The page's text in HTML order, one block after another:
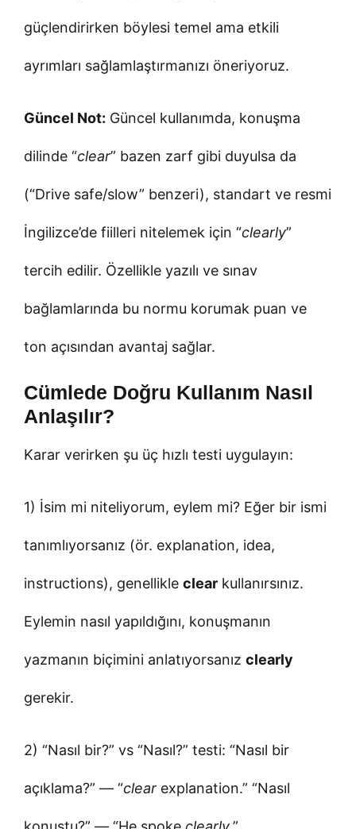
güçlendirirken böylesi temel ama etkili
ayrımları sağlamlaştırmanızı öneriyoruz.
Güncel Not: Güncel kullanımda, konuşma
dilinde “clear” bazen zarf gibi duyulsa da
(“Drive safe/slow” benzeri), standart ve resmi
İngilizce’de fiilleri nitelemek için “clearly”
tercih edilir. Özellikle yazılı ve sınav
bağlamlarında bu normu korumak puan ve
ton açısından avantaj sağlar.
Cümlede Doğru Kullanım Nasıl
Anlaşılır?
Karar verirken şu üç hızlı testi uygulayın:
1) İsim mi niteliyorum, eylem mi? Eğer bir ismi
tanımlıyorsanız (ör. explanation, idea,
instructions), genellikle clear kullanırsınız.
Eylemin nasıl yapıldığını, konuşmanın
yazmanın biçimini anlatıyorsanız clearly
gerekir.
2) “Nasıl bir?” vs “Nasıl?” testi: “Nasıl bir
açıklama?” — “clear explanation.” “Nasıl